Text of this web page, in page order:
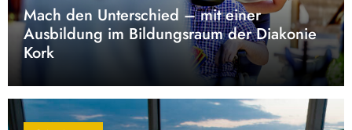
Mach den Unterschied – mit einer
Ausbildung im Bildungsraum der Diakonie
Kork